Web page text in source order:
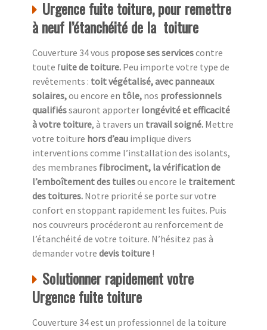
Urgence fuite toiture, pour remettre
à neuf l’étanchéité de la toiture
Couverture 34 vous propose ses servicescontre
toute fuite de toiture. Peu importe votre type de
revêtements : toit végétalisé, avec panneaux
solaires,ou encore en tôle, nos professionnels
qualifiéssauront apporter longévité et efficacité
à votre toiture, à travers un travail soigné. Mettre
votre toiture hors d’eau implique divers
interventions comme l’installation des isolants,
des membranes fibrociment, la vérification de
l’emboîtement des tuilesou encore le traitement
des toitures. Notre priorité se porte sur votre
confort en stoppant rapidement les fuites. Puis
nos couvreurs procéderont au renforcement de
l’étanchéité de votre toiture. N’hésitez pas à
demander votre devis toiture !
Solutionner rapidement votre
Urgence fuite toiture
Couverture 34 est un professionnel de la toiture